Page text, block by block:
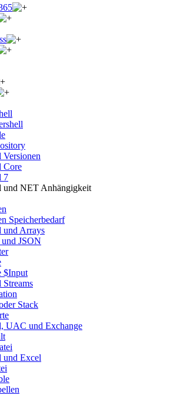
Versionen
Core
7
und NET Anhängigkeit
Speicherbedarf
und Arrays
JSON
$Input
Streams
Stack
UAC und Exchange
und Excel